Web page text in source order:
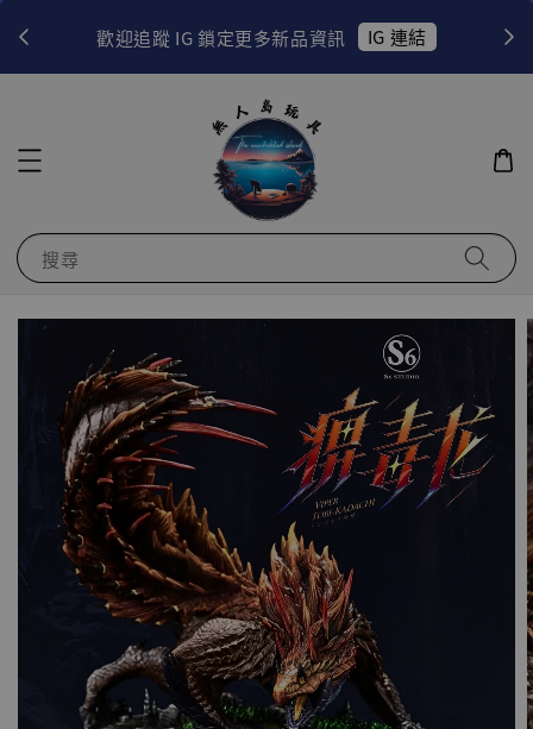
歡迎追蹤 IG 鎖定更多新品資訊 IG 連結
搜尋